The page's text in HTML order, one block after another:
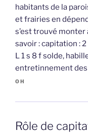
habitants de la
et frairies en
s’est trouvé monter
savoir : capitation :
L 1 s 8 f solde,
entretinnement
OH
Rôle de